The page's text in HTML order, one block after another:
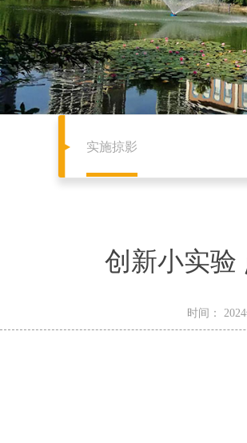
实施掠影
创新小实
时间：